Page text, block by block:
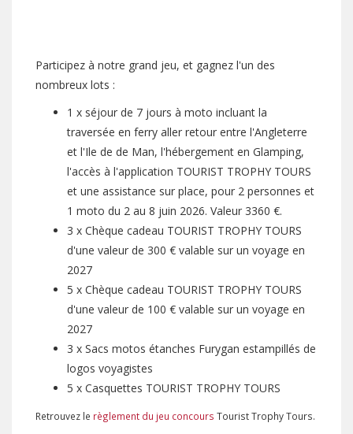
Participez à notre grand jeu, et gagnez l'un des
nombreux lots :
1 x séjour de 7 jours à moto incluant la
traversée en ferry aller retour entre l'Angleterre
et l'Ile de de Man, l'hébergement en Glamping,
l'accès à l'application TOURIST TROPHY TOURS
et une assistance sur place, pour 2 personnes et
1 moto du 2 au 8 juin 2026. Valeur 3360 €.
3 x Chèque cadeau TOURIST TROPHY TOURS
d'une valeur de 300 € valable sur un voyage en
2027
5 x Chèque cadeau TOURIST TROPHY TOURS
d'une valeur de 100 € valable sur un voyage en
2027
3 x Sacs motos étanches Furygan estampillés de
logos voyagistes
5 x Casquettes TOURIST TROPHY TOURS
Retrouvez le règlement du jeu concours Tourist Trophy Tours.